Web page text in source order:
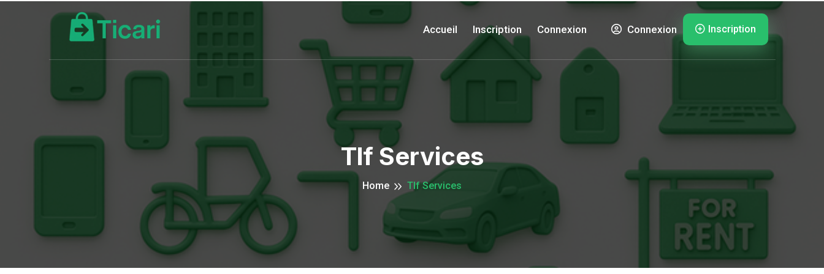
Accueil Inscription Connexion Connexion Inscription
Tlf Services
Home Tlf Services